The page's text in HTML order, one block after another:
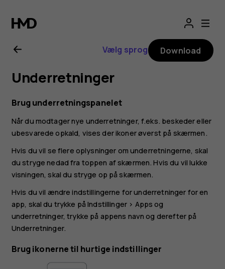
Brugervejledning
til
Nokia
G21
Vælg sprog Download
Underretninger
Brug underretningspanelet
Når du modtager nye underretninger, f.eks. beskeder eller
ubesvarede opkald, vises der ikoner øverst på skærmen.
Hvis du vil se flere oplysninger om underretningerne, skal
du stryge nedad fra toppen af skærmen. Hvis du vil lukke
visningen, skal du stryge op på skærmen.
Hvis du vil ændre indstillingerne for underretninger for en
app, skal du trykke påIndstillinger > Apps og
underretninger, trykke på appens navn og derefter på
Underretninger.
Brug ikonerne til hurtige indstillinger